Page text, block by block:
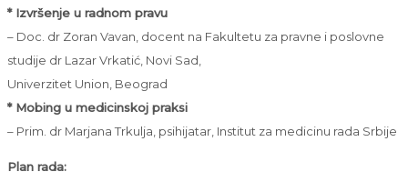
* Izvršenje u radnom pravu
– Doc. dr Zoran Vavan, docent na Fakultetu za pravne i poslovne
studije dr Lazar Vrkatić, Novi Sad,
Univerzitet Union, Beograd
* Mobing u medicinskoj praksi
– Prim. dr Marjana Trkulja, psihijatar, Institut za medicinu rada Srbije
Plan rada: